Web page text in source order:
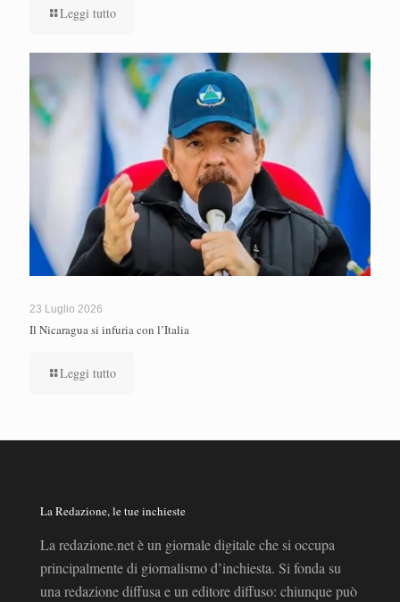
Leggi tutto
23 Luglio 2026
Il Nicaragua si infuria con l’Italia
Leggi tutto
La Redazione, le tue inchieste
La redazione.net è un giornale digitale che si occupa
principalmente di giornalismo d’inchiesta. Si fonda su
una redazione diffusa e un editore diffuso: chiunque può